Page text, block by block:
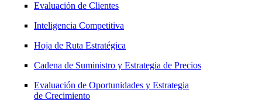
Evaluación de Clientes
Inteligencia Competitiva
Hoja de Ruta Estratégica
Cadena de Suministro y Estrategia de Precios
Evaluación de Oportunidades y Estrategia
de Crecimiento